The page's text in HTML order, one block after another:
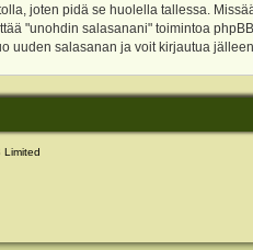
joten pidä se huolella tallessa.
"unohdin salasanani" toimintoa
uuden salasanan ja voit kirjautua jälleen
Limited